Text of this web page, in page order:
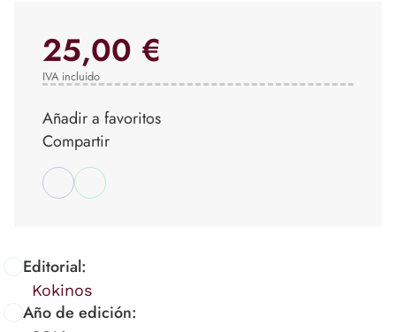
Editorial:
Kokinos
Año de edición:
25,00 €
IVA incluido
Añadir a favoritos
Compartir